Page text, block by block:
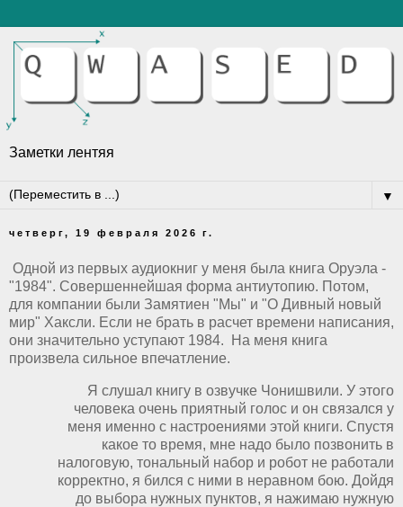
Заметки лентяя
▼
четверг, 19 февраля 2026 г.
Одной из первых аудиокниг у меня была книга Оруэла -
"1984". Совершеннейшая форма антиутопию. Потом,
для компании были Замятиен "Мы" и "О Дивный новый
мир" Хаксли. Если не брать в расчет времени написания,
они значительно уступают 1984. На меня книга
произвела сильное впечатление.
Я слушал книгу в озвучке Чонишвили. У этого
человека очень приятный голос и он связался у
меня именно с настроениями этой книги. Спустя
какое то время, мне надо было позвонить в
налоговую, тональный набор и робот не работали
корректно, я бился с ними в неравном бою. Дойдя
до выбора нужных пунктов, я нажимаю нужную